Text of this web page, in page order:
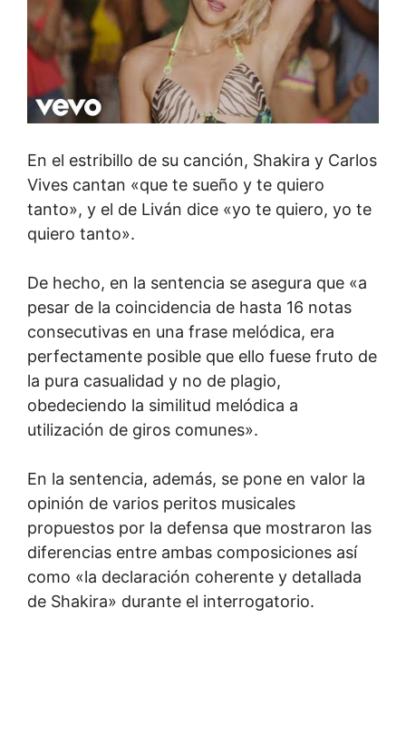
En el estribillo de su canción, Shakira y Carlos
Vives cantan «que te sueño y te quiero
tanto», y el de Liván dice «yo te quiero, yo te
quiero tanto».
De hecho, en la sentencia se asegura que «a
pesar de la coincidencia de hasta 16 notas
consecutivas en una frase melódica, era
perfectamente posible que ello fuese fruto de
la pura casualidad y no de plagio,
obedeciendo la similitud melódica a
utilización de giros comunes».
En la sentencia, además, se pone en valor la
opinión de varios peritos musicales
propuestos por la defensa que mostraron las
diferencias entre ambas composiciones así
como «la declaración coherente y detallada
de Shakira» durante el interrogatorio.